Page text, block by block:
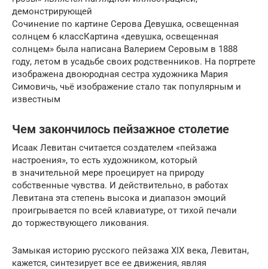
демонстрирующей
Сочинение по картине Серова Девушка, освещенная
солнцем 6 классКартина «девушка, освещенная
солнцем» была написана Валерием Серовым в 1888
году, летом в усадьбе своих родственников. На портрете
изображена двоюродная сестра художника Мария
Симовичь, чьё изображение стало так популярным и
известным
Чем закончилось пейзажное столетие
Исаак Левитан считается создателем «пейзажа
настроения», то есть худож­ником, который
в значительной мере проецирует на природу
собственные чувства. И действи­тельно, в работах
Левитана эта степень высока и диапазон эмоций
проигрывается по всей клавиатуре, от тихой печали
до торжествую­щего ликования.
Замыкая историю русского пейзажа XIX века, Левитан,
кажется, синтезирует все ее движения, являя